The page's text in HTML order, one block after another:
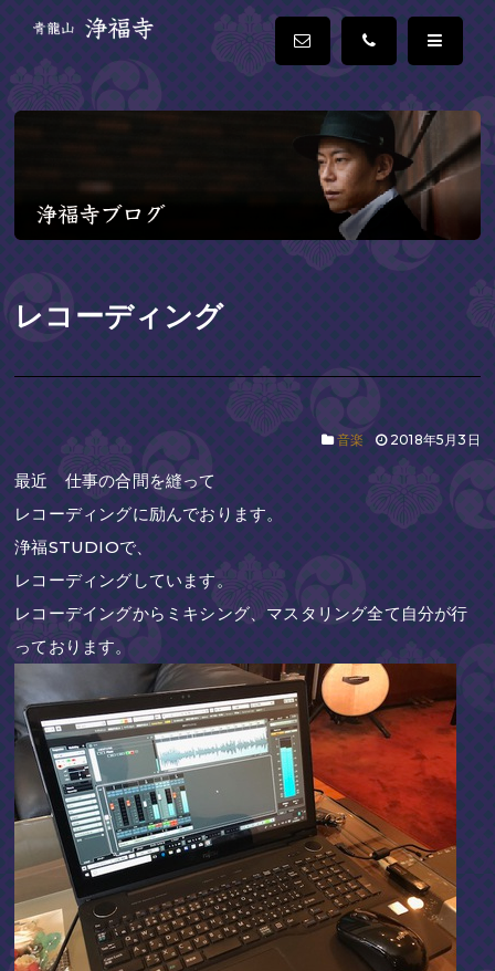
レコーディング
2018年5月3日
音楽
最近 仕事の合間を縫って
レコーディングに励んでおります。
浄福STUDIOで、
レコーディングしています。
レコーデイングからミキシング、マスタリング全て自分が行
っております。